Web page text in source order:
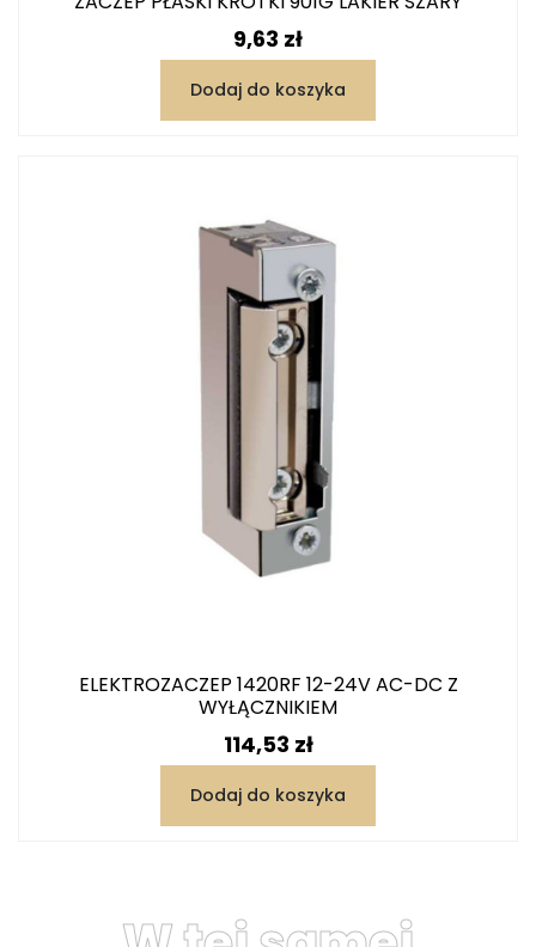
Cena
9,63 zł
Dodaj do koszyka
ELEKTROZACZEP 1420RF 12-24V AC-DC Z
WYŁĄCZNIKIEM
Cena
114,53 zł
Dodaj do koszyka